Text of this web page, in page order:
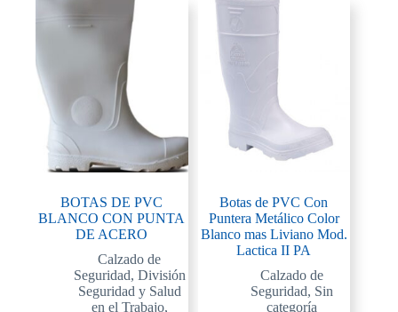
BOTAS DE PVC
BLANCO CON PUNTA
DE ACERO
Calzado de
Seguridad, División
Seguridad y Salud
en el Trabajo,
Botas de PVC Con
Puntera Metálico Color
Blanco mas Liviano Mod.
Lactica II PA
Calzado de
Seguridad, Sin
categoría